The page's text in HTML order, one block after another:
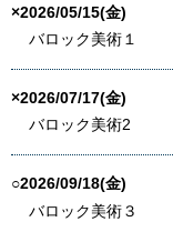
×2026/05/15(金)
バロック美術１
×2026/07/17(金)
バロック美術2
○2026/09/18(金)
バロック美術３